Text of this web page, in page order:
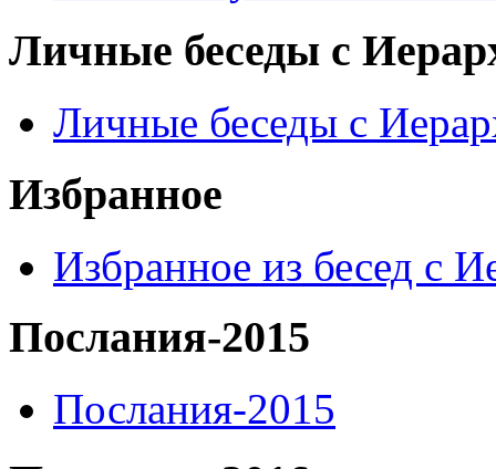
Личные беседы с
Личные беседы с
Избранное
Избранное из бесед с
Послания-2015
Послания-2015